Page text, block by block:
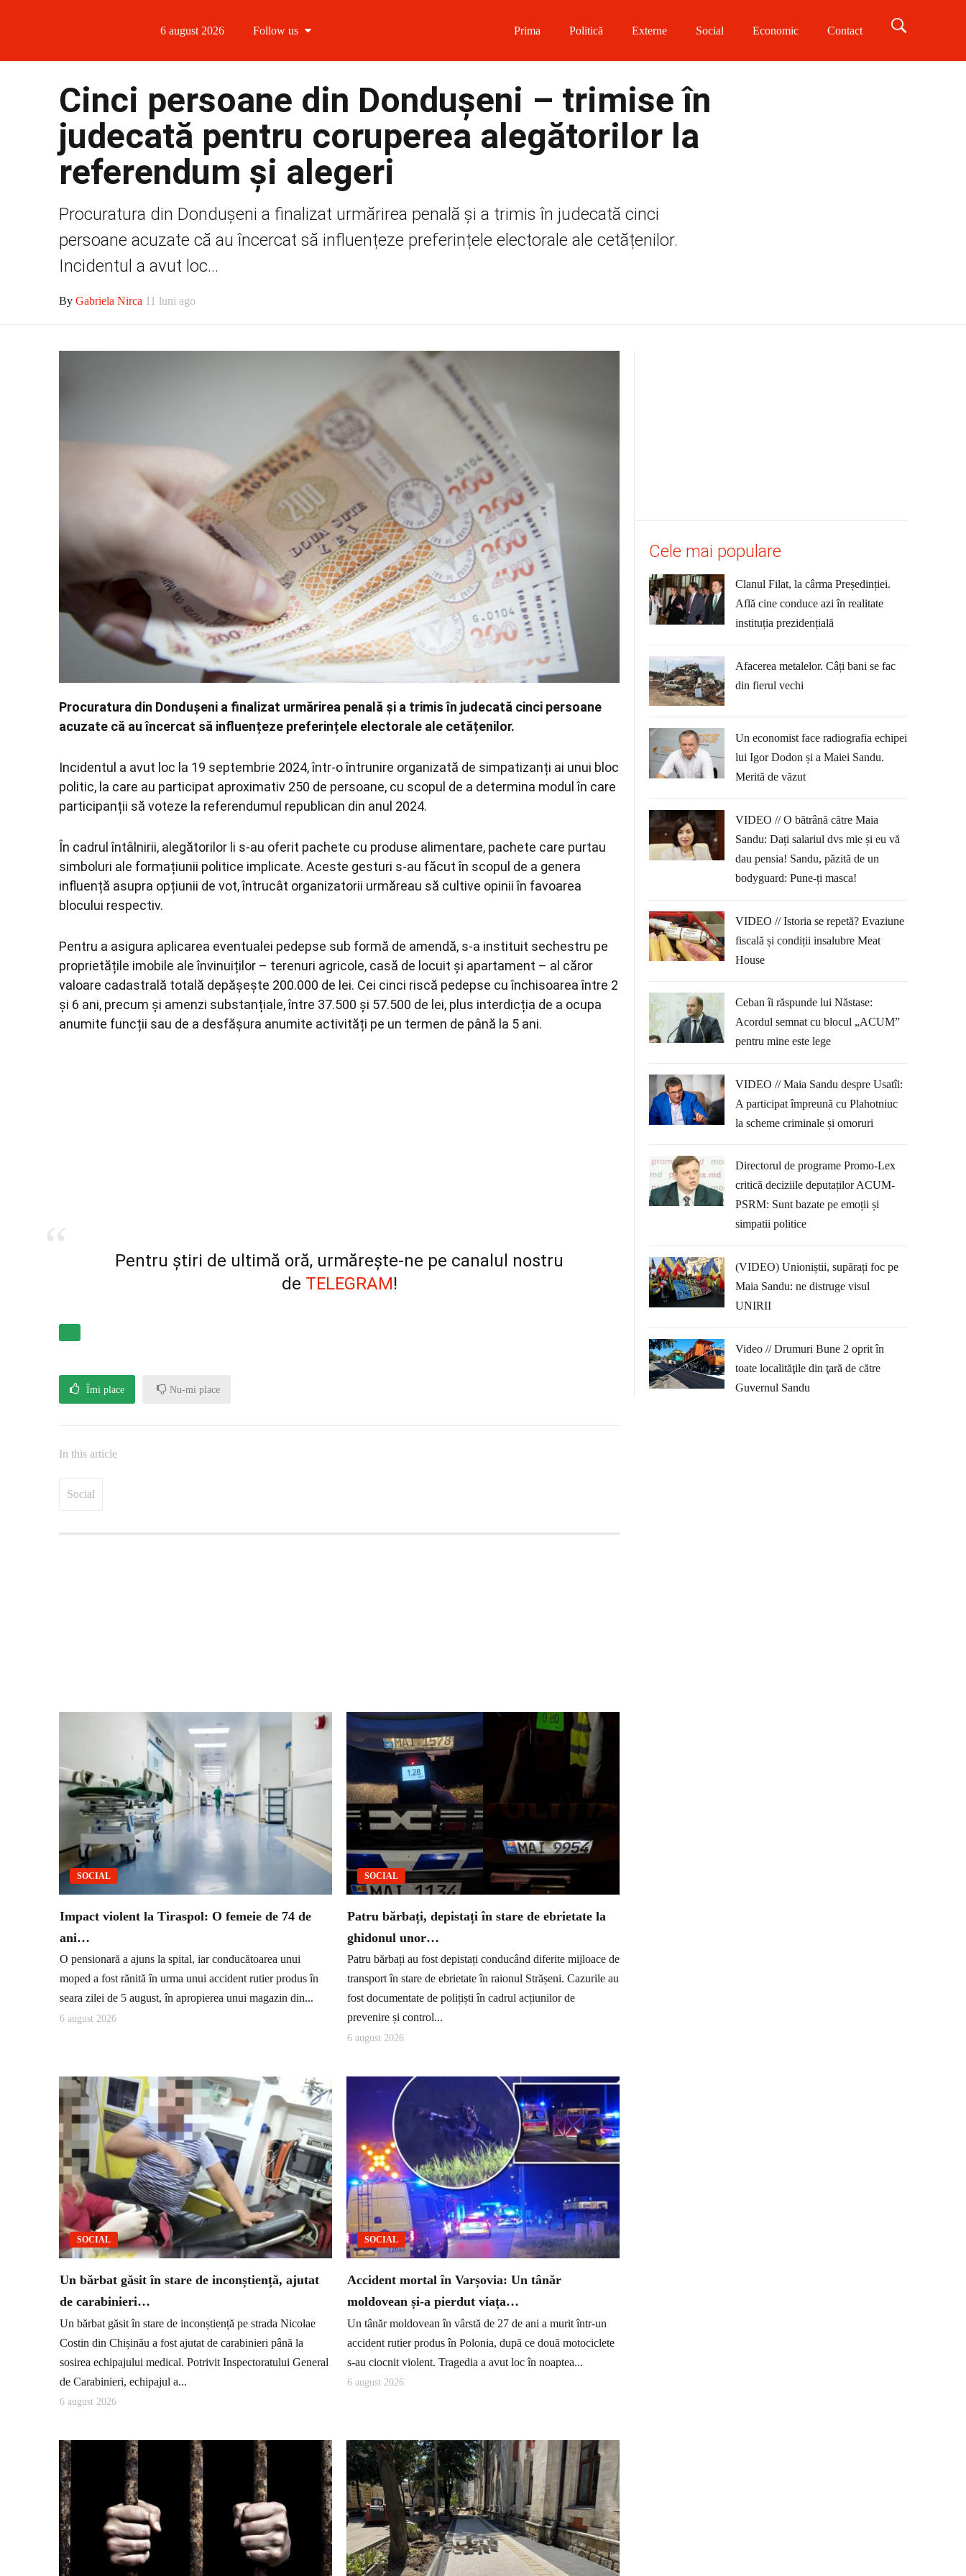
6 august 2026 Follow us
Follow us on Twitter
Follow us on Telegram
Prima Politică Externe Social Economic Contact
Cinci persoane din Dondușeni – trimise în
judecată pentru coruperea alegătorilor la
referendum și alegeri
Procuratura din Dondușeni a finalizat urmărirea penală și a trimis în judecată cinci
persoane acuzate că au încercat să influențeze preferințele electorale ale cetățenilor.
Incidentul a avut loc...
By Gabriela Nirca 11 luni ago
Procuratura din Dondușeni a finalizat urmărirea penală și a trimis în judecată cinci persoane
acuzate că au încercat să influențeze preferințele electorale ale cetățenilor.
Incidentul a avut loc la 19 septembrie 2024, într‑o întrunire organizată de simpatizanți ai unui bloc
politic, la care au participat aproximativ 250 de persoane, cu scopul de a determina modul în care
participanții să voteze la referendumul republican din anul 2024.
În cadrul întâlnirii, alegătorilor li s-au oferit pachete cu produse alimentare, pachete care purtau
simboluri ale formațiunii politice implicate. Aceste gesturi s-au făcut în scopul de a genera
influență asupra opțiunii de vot, întrucât organizatorii urmăreau să cultive opinii în favoarea
blocului respectiv.
Pentru a asigura aplicarea eventualei pedepse sub formă de amendă, s‑a instituit sechestru pe
proprietățile imobile ale învinuiților – terenuri agricole, casă de locuit și apartament – al căror
valoare cadastrală totală depășește 200.000 de lei. Cei cinci riscă pedepse cu închisoarea între 2
și 6 ani, precum și amenzi substanțiale, între 37.500 și 57.500 de lei, plus interdicția de a ocupa
anumite funcții sau de a desfășura anumite activități pe un termen de până la 5 ani.
Pentru știri de ultimă oră, urmărește-ne pe canalul nostru
de TELEGRAM!
Îmi place Nu-mi place
In this article
Social
SOCIAL
Impact violent la Tiraspol: O femeie de 74 de
ani…
O pensionară a ajuns la spital, iar conducătoarea unui
moped a fost rănită în urma unui accident rutier produs în
seara zilei de 5 august, în apropierea unui magazin din...
6 august 2026
SOCIAL
Patru bărbați, depistați în stare de ebrietate la
ghidonul unor…
Patru bărbați au fost depistați conducând diferite mijloace de
transport în stare de ebrietate în raionul Strășeni. Cazurile au
fost documentate de polițiști în cadrul acțiunilor de
prevenire și control...
6 august 2026
SOCIAL
Un bărbat găsit în stare de inconștiență, ajutat
de carabinieri…
Un bărbat găsit în stare de inconștiență pe strada Nicolae
Costin din Chișinău a fost ajutat de carabinieri până la
sosirea echipajului medical. Potrivit Inspectoratului General
de Carabinieri, echipajul a...
6 august 2026
SOCIAL
Accident mortal în Varșovia: Un tânăr
moldovean și-a pierdut viața…
Un tânăr moldovean în vârstă de 27 de ani a murit într-un
accident rutier produs în Polonia, după ce două motociclete
s-au ciocnit violent. Tragedia a avut loc în noaptea...
6 august 2026
Cele mai populare
Clanul Filat, la cârma Președinției.
Află cine conduce azi în realitate
instituția prezidențială
Afacerea metalelor. Câți bani se fac
din fierul vechi
Un economist face radiografia echipei
lui Igor Dodon și a Maiei Sandu.
Merită de văzut
VIDEO // O bătrână către Maia
Sandu: Dați salariul dvs mie și eu vă
dau pensia! Sandu, păzită de un
bodyguard: Pune-ți masca!
VIDEO // Istoria se repetă? Evaziune
fiscală și condiții insalubre Meat
House
Ceban îi răspunde lui Năstase:
Acordul semnat cu blocul „ACUM”
pentru mine este lege
VIDEO // Maia Sandu despre Usatîi:
A participat împreună cu Plahotniuc
la scheme criminale și omoruri
Directorul de programe Promo-Lex
critică deciziile deputaților ACUM-
PSRM: Sunt bazate pe emoții și
simpatii politice
(VIDEO) Unioniștii, supărați foc pe
Maia Sandu: ne distruge visul
UNIRII
Video // Drumuri Bune 2 oprit în
toate localităţile din ţară de către
Guvernul Sandu